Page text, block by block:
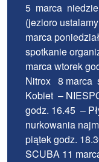
5 marca
(jezioro
marca
spotkanie
marca wtorek
Nitrox 8 marca
Kobiet –
godz. 16.45 –
nurkowania
piątek godz.
SCUBA 11